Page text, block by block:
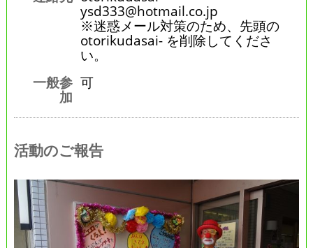
ysd333@hotmail.co.jp
※迷惑メール対策のため、先頭の
otorikudasai- を削除してくださ
い。
一般参
加
可
活動のご報告